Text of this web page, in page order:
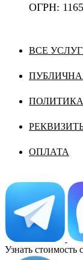
ОГРН:
ВСЕ
ОПЛАТА
Узнать стоимость